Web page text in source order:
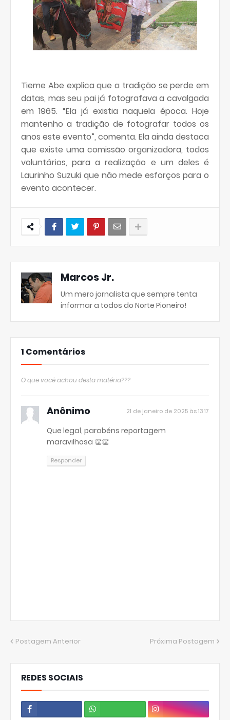
Tieme Abe explica que a tradição se perde em
datas, mas seu pai já fotografava a cavalgada
em 1965. “Ela já existia naquela época. Hoje
mantenho a tradição de fotografar todos os
anos este evento”, comenta. Ela ainda destaca
que existe uma comissão organizadora, todos
voluntários, para a realização e um deles é
Laurinho Suzuki que não mede esforços para o
evento acontecer.
Marcos Jr.
Um mero jornalista que sempre tenta
informar a todos do Norte Pioneiro!
1 Comentários
O que você achou desta matéria???
Anônimo 21 de janeiro de 2025 às 13:17
Que legal, parabéns reportagem
maravilhosa 👏👏
Responder
Postagem Anterior Próxima Postagem
REDES SOCIAIS